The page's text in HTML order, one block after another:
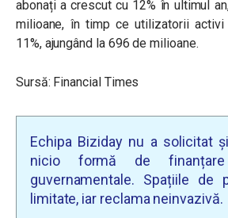
abonați a crescut cu 12% în ultimul
milioane, în timp ce utilizatorii activi
11%, ajungând la 696 de milioane.
Sursă: Financial Times
Echipa Biziday nu a solicitat
nicio formă de
guvernamentale. Spațiile de
limitate, iar reclama neinvazivă.